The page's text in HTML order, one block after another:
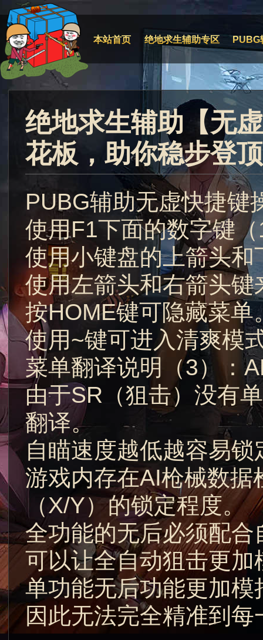
本站首页 绝地求生辅助专区 PUBG
绝地求生辅助【无
花板，助你稳步登
PUBG辅助无虚快捷键
使用F1下面的数字键
使用小键盘的上箭头
使用左箭头和右箭头键
按HOME键可隐藏菜单
使用~键可进入清爽模
菜单翻译说明（3）：
由于SR（狙击）没有
翻译。
自瞄速度越低越容易
游戏内存在AI枪械数
（X/Y）的锁定程度。
全功能的无后必须配
可以让全自动狙击更加
单功能无后功能更加
因此无法完全精准到每